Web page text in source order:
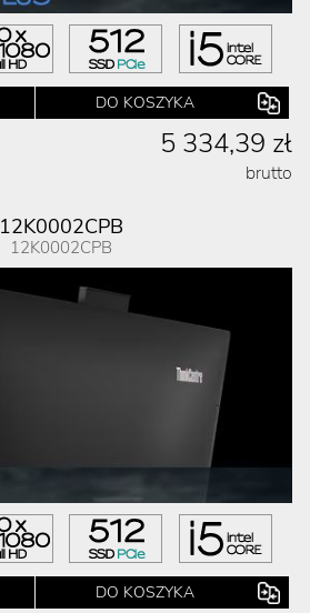
DO KOSZYKA
5 334,39 zł
brutto
12K0002CPB
12K0002CPB
DO KOSZYKA